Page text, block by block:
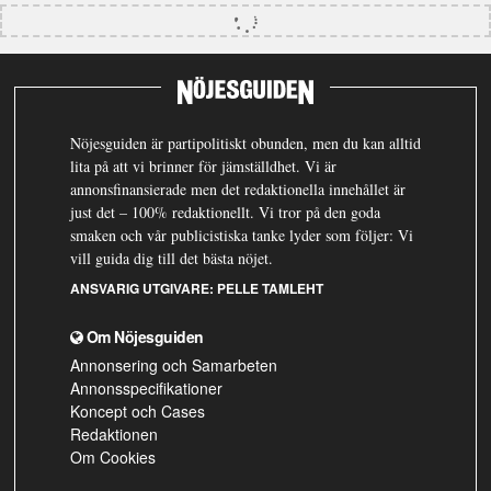
Nöjesguiden är partipolitiskt obunden, men du kan alltid
lita på att vi brinner för jämställdhet. Vi är
annonsfinansierade men det redaktionella innehållet är
just det – 100% redaktionellt. Vi tror på den goda
smaken och vår publicistiska tanke lyder som följer: Vi
vill guida dig till det bästa nöjet.
ANSVARIG UTGIVARE: PELLE TAMLEHT
Om Nöjesguiden
Annonsering och Samarbeten
Annonsspecifikationer
Koncept och Cases
Redaktionen
Om Cookies